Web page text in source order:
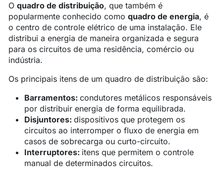
O quadro de distribuição, que também é
popularmente conhecido como quadro de energia, é
o centro de controle elétrico de uma instalação. Ele
distribui a energia de maneira organizada e segura
para os circuitos de uma residência, comércio ou
indústria.
Os principais itens de um quadro de distribuição são:
Barramentos: condutores metálicos responsáveis
por distribuir energia de forma equilibrada.
Disjuntores: dispositivos que protegem os
circuitos ao interromper o fluxo de energia em
casos de sobrecarga ou curto-circuito.
Interruptores: itens que permitem o controle
manual de determinados circuitos.